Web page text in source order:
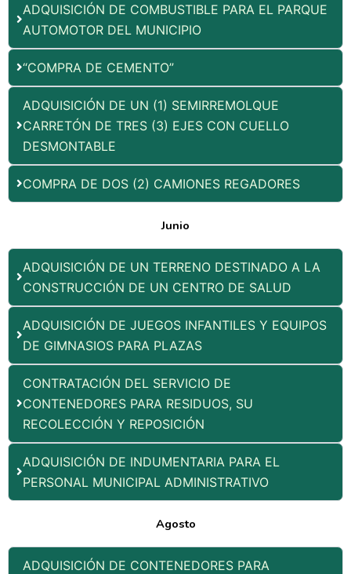
ADQUISICIÓN DE COMBUSTIBLE PARA EL PARQUE
AUTOMOTOR DEL MUNICIPIO
“COMPRA DE CEMENTO”
ADQUISICIÓN DE UN (1) SEMIRREMOLQUE
CARRETÓN DE TRES (3) EJES CON CUELLO
DESMONTABLE
COMPRA DE DOS (2) CAMIONES REGADORES
Junio
ADQUISICIÓN DE UN TERRENO DESTINADO A LA
CONSTRUCCIÓN DE UN CENTRO DE SALUD
ADQUISICIÓN DE JUEGOS INFANTILES Y EQUIPOS
DE GIMNASIOS PARA PLAZAS
CONTRATACIÓN DEL SERVICIO DE
CONTENEDORES PARA RESIDUOS, SU
RECOLECCIÓN Y REPOSICIÓN
ADQUISICIÓN DE INDUMENTARIA PARA EL
PERSONAL MUNICIPAL ADMINISTRATIVO
Agosto
ADQUISICIÓN DE CONTENEDORES PARA